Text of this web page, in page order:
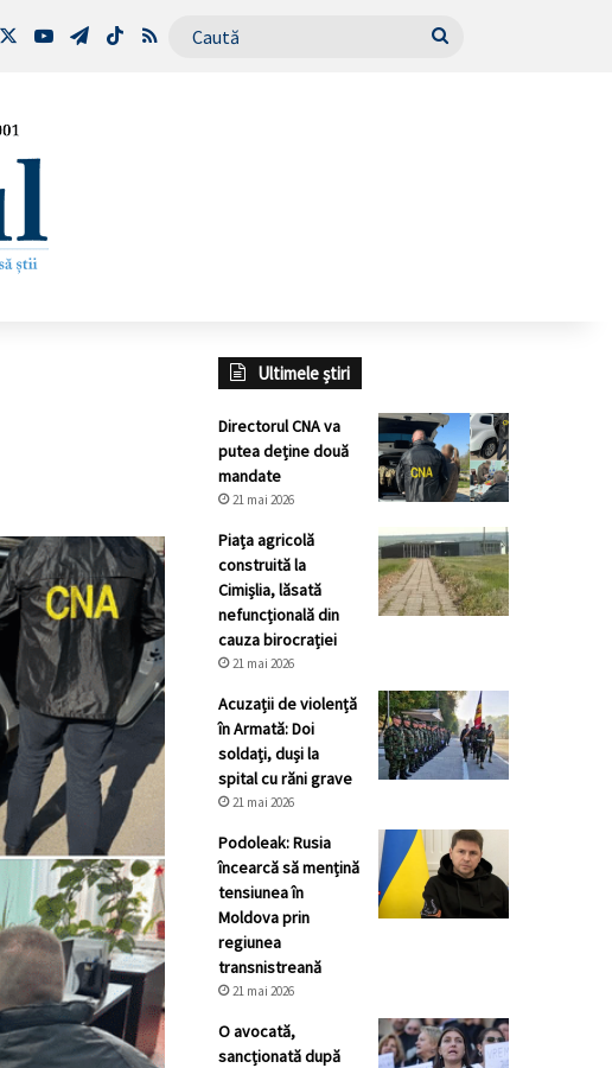
YouTubeTelegram
TikTokRSS Caută
Ultimele știri
Directorul CNA va
putea deține două
mandate
21 mai 2026
Piața agricolă
construită la
Cimișlia, lăsată
nefuncțională din
cauza birocrației
21 mai 2026
Acuzații de violență
în Armată: Doi
soldați, duși la
spital cu răni grave
21 mai 2026
Podoleak: Rusia
încearcă să mențină
tensiunea în
Moldova prin
regiunea
transnistreană
21 mai 2026
O avocată,
sancționată după